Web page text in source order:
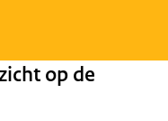
op de